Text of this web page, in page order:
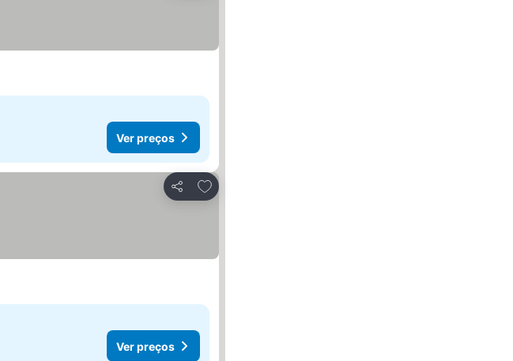
Ver preços
Partilhar
Adicionar aos favoritos
Ver preços